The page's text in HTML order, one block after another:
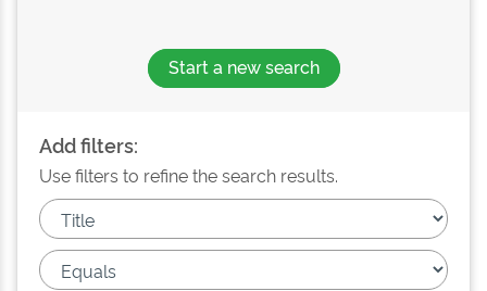
Start a new search
Add filters:
Use filters to refine the search results.